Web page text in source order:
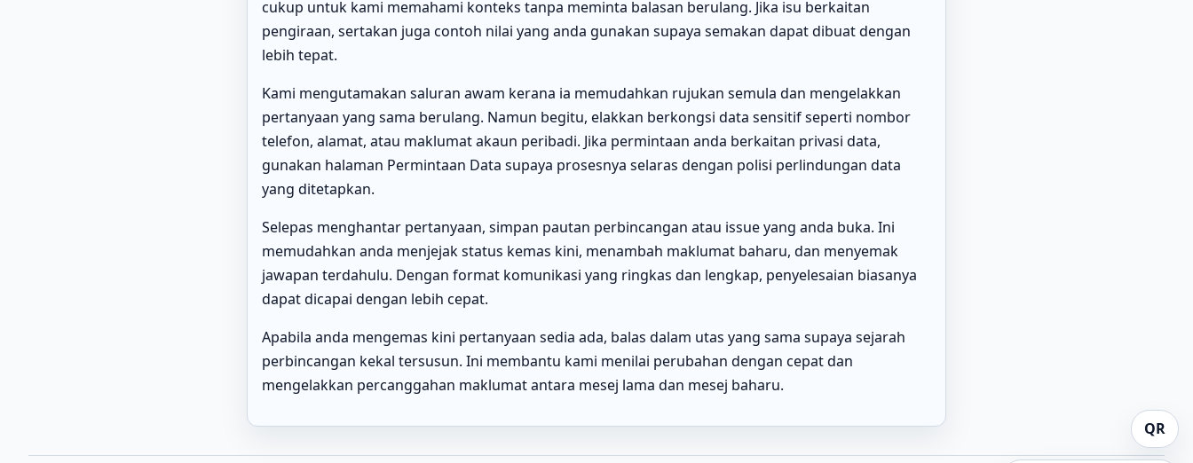
cukup untuk kami memahami konteks tanpa meminta balasan berulang. Jika isu berkaitan
pengiraan, sertakan juga contoh nilai yang anda gunakan supaya semakan dapat dibuat dengan
lebih tepat.
Kami mengutamakan saluran awam kerana ia memudahkan rujukan semula dan mengelakkan
pertanyaan yang sama berulang. Namun begitu, elakkan berkongsi data sensitif seperti nombor
telefon, alamat, atau maklumat akaun peribadi. Jika permintaan anda berkaitan privasi data,
gunakan halaman Permintaan Data supaya prosesnya selaras dengan polisi perlindungan data
yang ditetapkan.
Selepas menghantar pertanyaan, simpan pautan perbincangan atau issue yang anda buka. Ini
memudahkan anda menjejak status kemas kini, menambah maklumat baharu, dan menyemak
jawapan terdahulu. Dengan format komunikasi yang ringkas dan lengkap, penyelesaian biasanya
dapat dicapai dengan lebih cepat.
Apabila anda mengemas kini pertanyaan sedia ada, balas dalam utas yang sama supaya sejarah
perbincangan kekal tersusun. Ini membantu kami menilai perubahan dengan cepat dan
mengelakkan percanggahan maklumat antara mesej lama dan mesej baharu.
QR